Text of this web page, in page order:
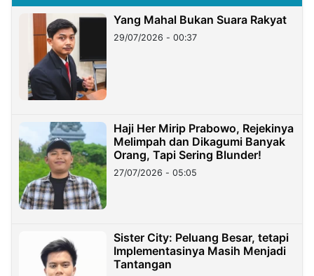
Yang Mahal Bukan Suara Rakyat
29/07/2026 - 00:37
Haji Her Mirip Prabowo, Rejekinya
Melimpah dan Dikagumi Banyak
Orang, Tapi Sering Blunder!
27/07/2026 - 05:05
Sister City: Peluang Besar, tetapi
Implementasinya Masih Menjadi
Tantangan